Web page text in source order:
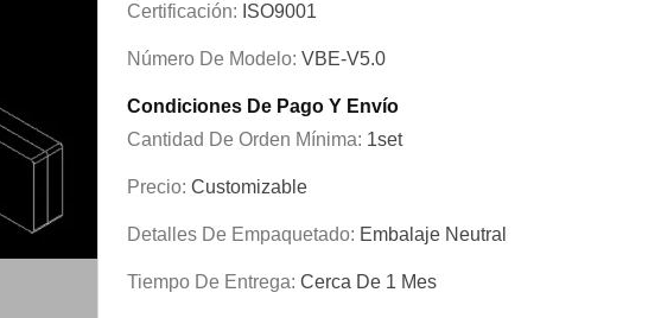
Certificación: ISO9001
Número De Modelo: VBE-V5.0
Condiciones De Pago Y Envío
Cantidad De Orden Mínima: 1set
Precio: Customizable
Detalles De Empaquetado: Embalaje Neutral
Tiempo De Entrega: Cerca De 1 Mes